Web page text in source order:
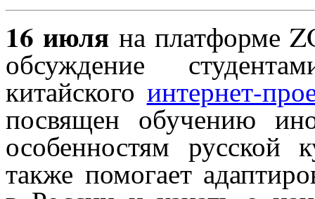
16 июля на платформе
обсуждение
китайского интернет-
посвящен обучению
особенностям русской
также помогает